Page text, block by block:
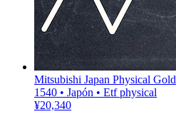
Mitsubishi Japan Physical Gold
1540 • Japón • Etf physical
¥20,340